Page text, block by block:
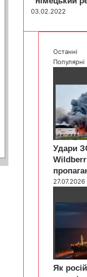
03.02.2022
Останні
Популярні
Удари
27.07.2026
Як